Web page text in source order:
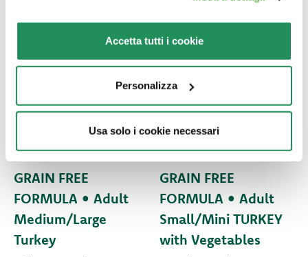
Accetta tutti i cookie
Personalizza
Usa solo i cookie necessari
GRAIN FREE
FORMULA • Adult
Medium/Large
Turkey
GRAIN FREE
FORMULA • Adult
Small/Mini TURKEY
with Vegetables